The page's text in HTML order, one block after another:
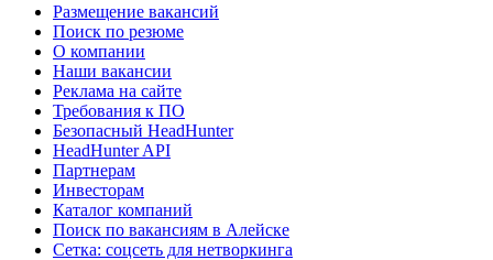
Размещение вакансий
Поиск по резюме
О компании
Наши вакансии
Реклама на сайте
Требования к ПО
Безопасный HeadHunter
HeadHunter API
Партнерам
Инвесторам
Каталог компаний
Поиск по вакансиям в Алейске
Сетка: соцсеть для нетворкинга